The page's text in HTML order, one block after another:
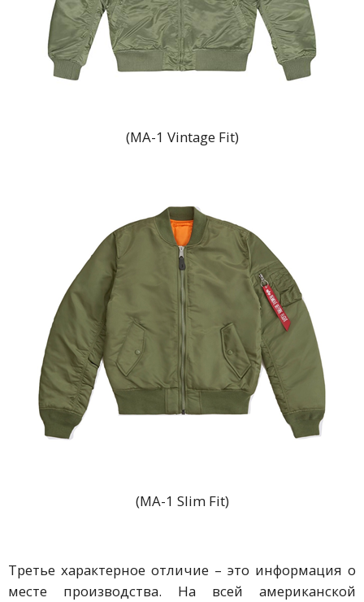
(MA-1 Vintage Fit)
(MA-1 Slim Fit)
Третье характерное отличие – это информация о
месте производства. На всей американской